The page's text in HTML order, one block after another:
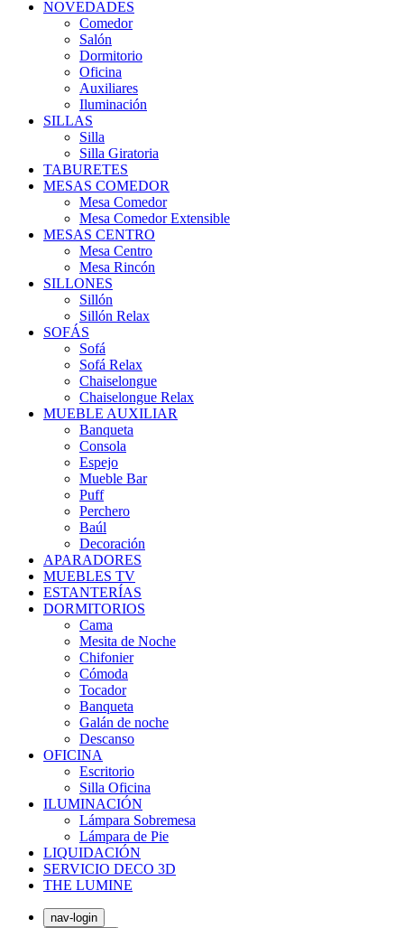
NOVEDADES
Comedor
Salón
Dormitorio
Oficina
Auxiliares
Iluminación
SILLAS
Silla
Silla Giratoria
TABURETES
MESAS COMEDOR
Mesa Comedor
Mesa Comedor Extensible
MESAS CENTRO
Mesa Centro
Mesa Rincón
SILLONES
Sillón
Sillón Relax
SOFÁS
Sofá
Sofá Relax
Chaiselongue
Chaiselongue Relax
MUEBLE AUXILIAR
Banqueta
Consola
Espejo
Mueble Bar
Puff
Perchero
Baúl
Decoración
APARADORES
MUEBLES TV
ESTANTERÍAS
DORMITORIOS
Cama
Mesita de Noche
Chifonier
Cómoda
Tocador
Banqueta
Galán de noche
Descanso
OFICINA
Escritorio
Silla Oficina
ILUMINACIÓN
Lámpara Sobremesa
Lámpara de Pie
LIQUIDACIÓN
SERVICIO DECO 3D
THE LUMINE
nav-login